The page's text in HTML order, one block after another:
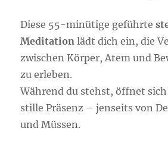
Diese 55-minütige geführte
Meditation lädt dich ein, die
zwischen Körper, Atem und
zu erleben.
Während du stehst, öffnet
stille Präsenz – jenseits von
und Müssen.